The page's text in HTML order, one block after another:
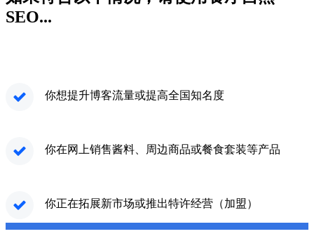
SEO...
你想提升博客流量或提高全国知名度
你在网上销售酱料、周边商品或餐食套装等产品
你正在拓展新市场或推出特许经营（加盟）